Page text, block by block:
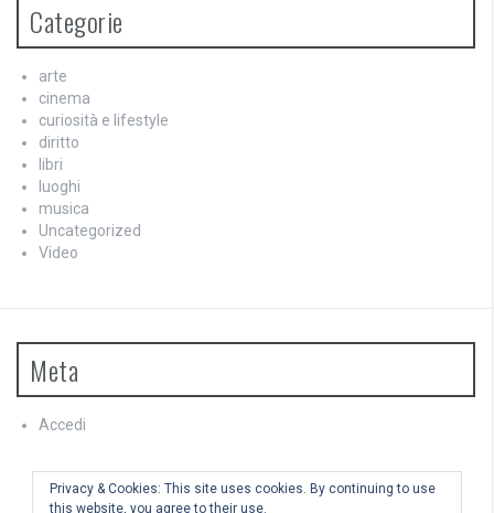
Categorie
arte
cinema
curiosità e lifestyle
diritto
libri
luoghi
musica
Uncategorized
Video
Meta
Accedi
Feed dei commenti
WordPress.org
Privacy & Cookies: This site uses cookies. By continuing to use
this website, you agree to their use.